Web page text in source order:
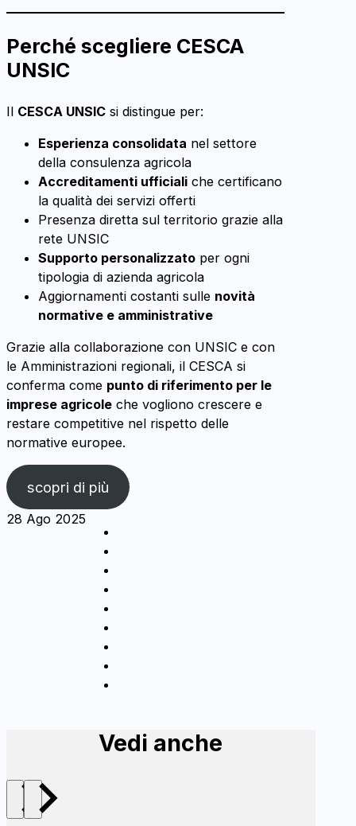
Perché scegliere CESCA
UNSIC
Il CESCA UNSIC si distingue per:
Esperienza consolidata nel settore
della consulenza agricola
Accreditamenti ufficiali che certificano
la qualità dei servizi offerti
Presenza diretta sul territorio grazie alla
rete UNSIC
Supporto personalizzato per ogni
tipologia di azienda agricola
Aggiornamenti costanti sulle novità
normative e amministrative
Grazie alla collaborazione con UNSIC e con
le Amministrazioni regionali, il CESCA si
conferma come punto di riferimento per le
imprese agricole che vogliono crescere e
restare competitive nel rispetto delle
normative europee.
scopri di più
28 Ago 2025
Vedi anche